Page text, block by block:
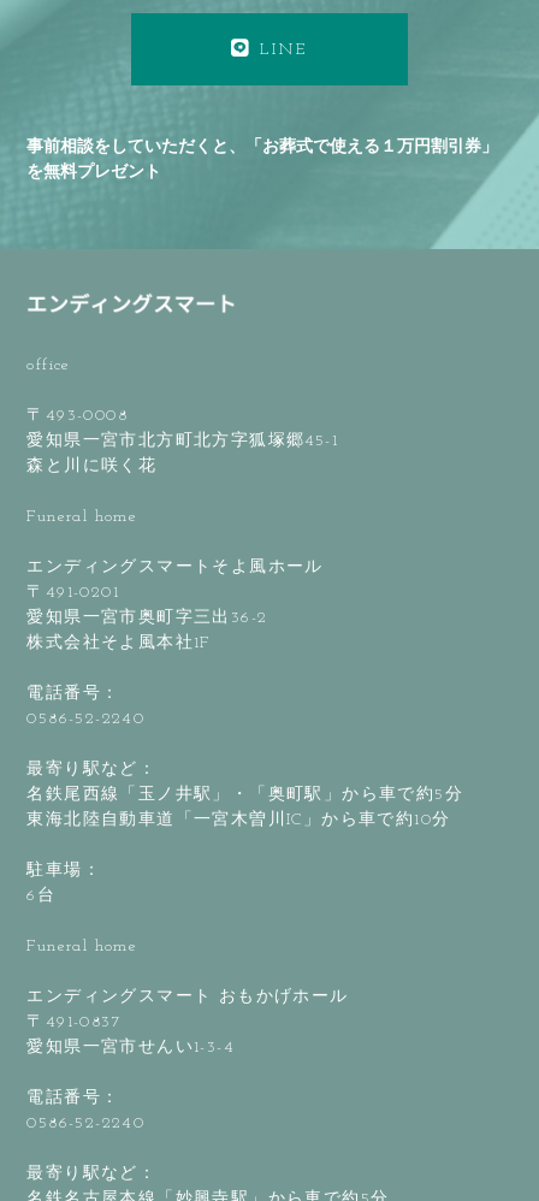
LINE
事前相談をしていただくと、「お葬式で使える１万円割引券」
を無料プレゼント
office
〒493-0008
愛知県一宮市北方町北方字狐塚郷45-1
森と川に咲く花
Funeral home
エンディングスマートそよ風ホール
〒491-0201
愛知県一宮市奥町字三出36-2
株式会社そよ風本社1F
電話番号：
0586-52-2240
最寄り駅など：
名鉄尾西線「玉ノ井駅」・「奥町駅」から車で約5分
東海北陸自動車道「一宮木曽川IC」から車で約10分
駐車場：
6台
Funeral home
エンディングスマート おもかげホール
〒491-0837
愛知県一宮市せんい1-3-4
電話番号：
0586-52-2240
最寄り駅など：